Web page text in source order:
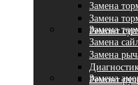
Замена
Замена
Ремонт
Замена
Замена
Замена
Ремонт
Замена